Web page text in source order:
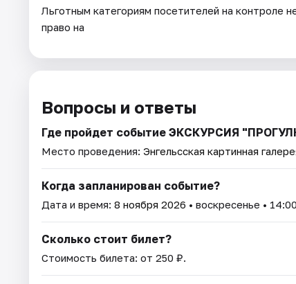
Льготным категориям посетителей на
право на
Вопросы и ответы
Где пройдет событие ЭКСКУРСИЯ
Место проведения: Энгельсская картинная
Когда запланирован событие?
Дата и время: 8 ноября 2026 • воскресенье •
Сколько стоит билет?
Стоимость билета: от 250 ₽.